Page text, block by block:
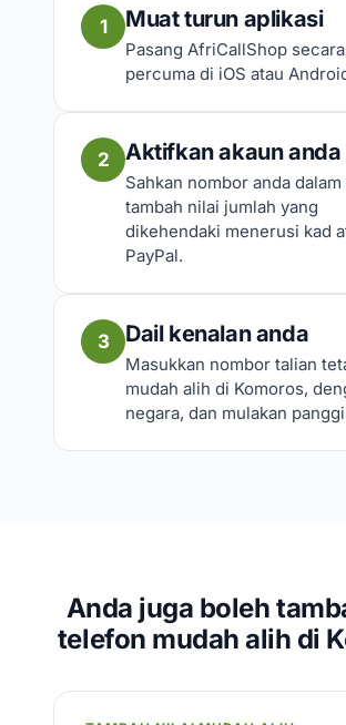
1 Muat turun aplikasi
Pasang AfriCallShop secara
percuma di iOS atau
2 Aktifkan akaun anda
Sahkan nombor anda dalam
tambah nilai jumlah yang
dikehendaki menerusi kad
PayPal.
3 Dail kenalan anda
Masukkan nombor talian
mudah alih di Komoros,
negara, dan mulakan
Anda juga boleh
telefon mudah alih di